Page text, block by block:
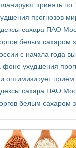
принять по
прогнозов
сахара ПАО
белым сахаром
с начала года
фоне ухудшения
оптимизирует приём
сахара ПАО
белым сахаром